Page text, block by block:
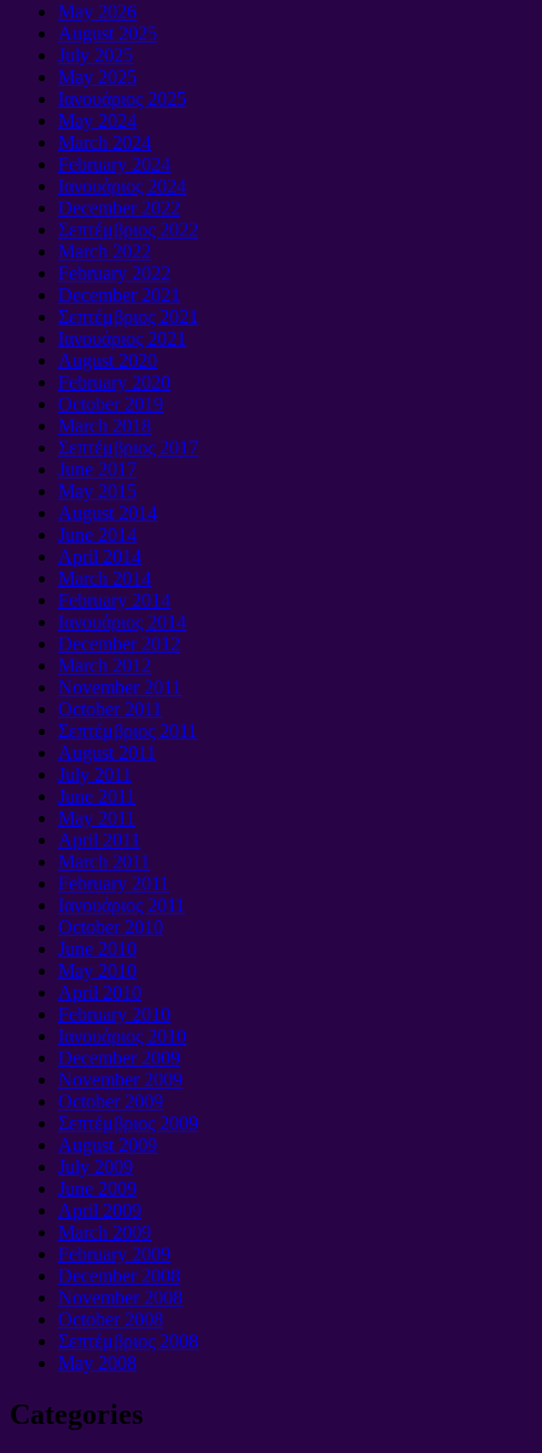
May 2026
August 2025
July 2025
May 2025
Ιανουάριος 2025
May 2024
March 2024
February 2024
Ιανουάριος 2024
December2022
Σεπτέμβριος 2022
March 2022
February 2022
December2021
Σεπτέμβριος 2021
Ιανουάριος 2021
August 2020
February 2020
October2019
March 2018
Σεπτέμβριος 2017
June 2017
May 2015
August 2014
June 2014
April 2014
March 2014
February 2014
Ιανουάριος 2014
December2012
March 2012
November2011
October2011
Σεπτέμβριος 2011
August 2011
July 2011
June 2011
May 2011
April 2011
March 2011
February 2011
Ιανουάριος 2011
October2010
June 2010
May 2010
April 2010
February 2010
Ιανουάριος 2010
December2009
November2009
October2009
Σεπτέμβριος 2009
August 2009
July 2009
June 2009
April 2009
March 2009
February 2009
December2008
November2008
October2008
Σεπτέμβριος 2008
May 2008
Categories